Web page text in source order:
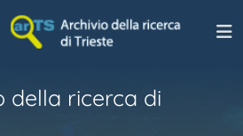
della ricerca di